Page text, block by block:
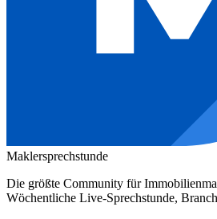
Maklersprechstunde
Die größte Community für
Wöchentliche Live-Sprechstunde,